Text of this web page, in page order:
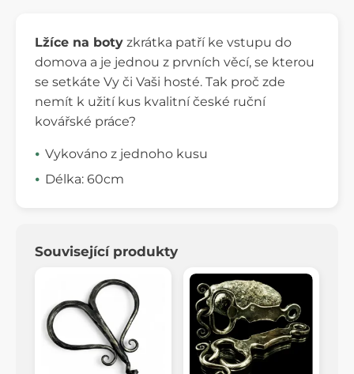
Lžíce na boty zkrátka patří ke vstupu do
domova a je jednou z prvních věcí, se kterou
se setkáte Vy či Vaši hosté. Tak proč zde
nemít k užití kus kvalitní české ruční
kovářské práce?
Vykováno z jednoho kusu
Délka: 60cm
Související produkty